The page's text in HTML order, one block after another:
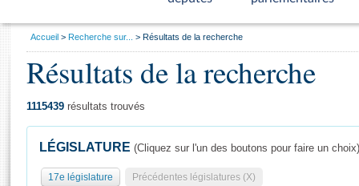
Général
Vous
Accueil Recherche sur... Résultats de la recherche
Résultats de la recherche
1115439 résultats trouvés
LÉGISLATURE (Cliquez sur l'un des boutons pour faire un choix)
17e législature Précédentes législatures (X)